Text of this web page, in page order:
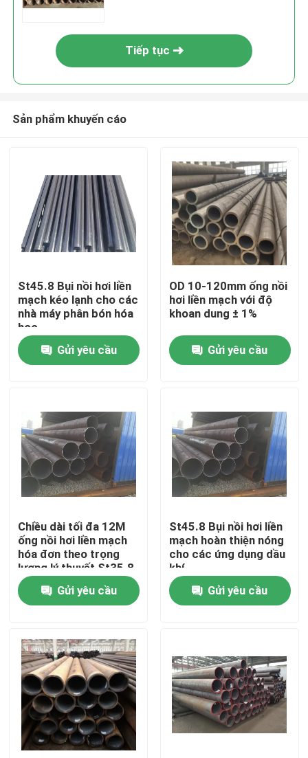
Nhà
Về chúng tôi
Chuyến tham quan nhà máy
Kiểm soát chất lượng
Liên hệ với chúng tôi
Bức tường màng nồi hơi
Máy tiết kiệm đống nồi hơi
nồi hơi vây ống
Tiếp tục
Sản phẩm khuyến cáo
St45.8 Bụi nồi hơi liền
mạch kéo lạnh cho các
nhà máy phân bón hóa
học
Gửi yêu cầu
OD 10-120mm ống nồi
hơi liền mạch với độ
khoan dung ± 1%
Gửi yêu cầu
Chiều dài tối đa 12M
ống nồi hơi liền mạch
hóa đơn theo trọng
lượng lý thuyết St35.8
Gửi yêu cầu
St45.8 Bụi nồi hơi liền
mạch hoàn thiện nóng
cho các ứng dụng dầu
khí
Gửi yêu cầu